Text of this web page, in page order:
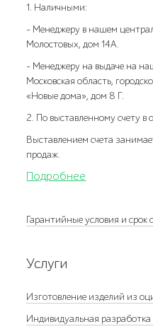
1. Наличными:
- Менеджеру в нашем
Молостовых, дом 14А.
- Менеджеру на выдаче на
Московская область,
«Новые дома», дом 8 Г.
2. По выставленному счету в
Выставлением счета
продаж.
Подробнее
Гарантийные условия и
Услуги
Изготовление изделий из
Индивидуальная